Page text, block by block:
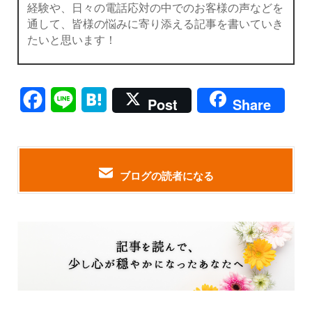
経験や、日々の電話応対の中でのお客様の声などを
通して、皆様の悩みに寄り添える記事を書いていき
たいと思います！
Facebook
Line Hatena
Post Share
ブログの読者になる